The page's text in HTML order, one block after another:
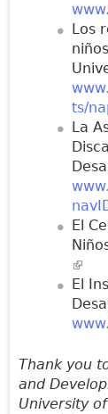
Los
ts/
La
El
(link
El
Thank you
and
University